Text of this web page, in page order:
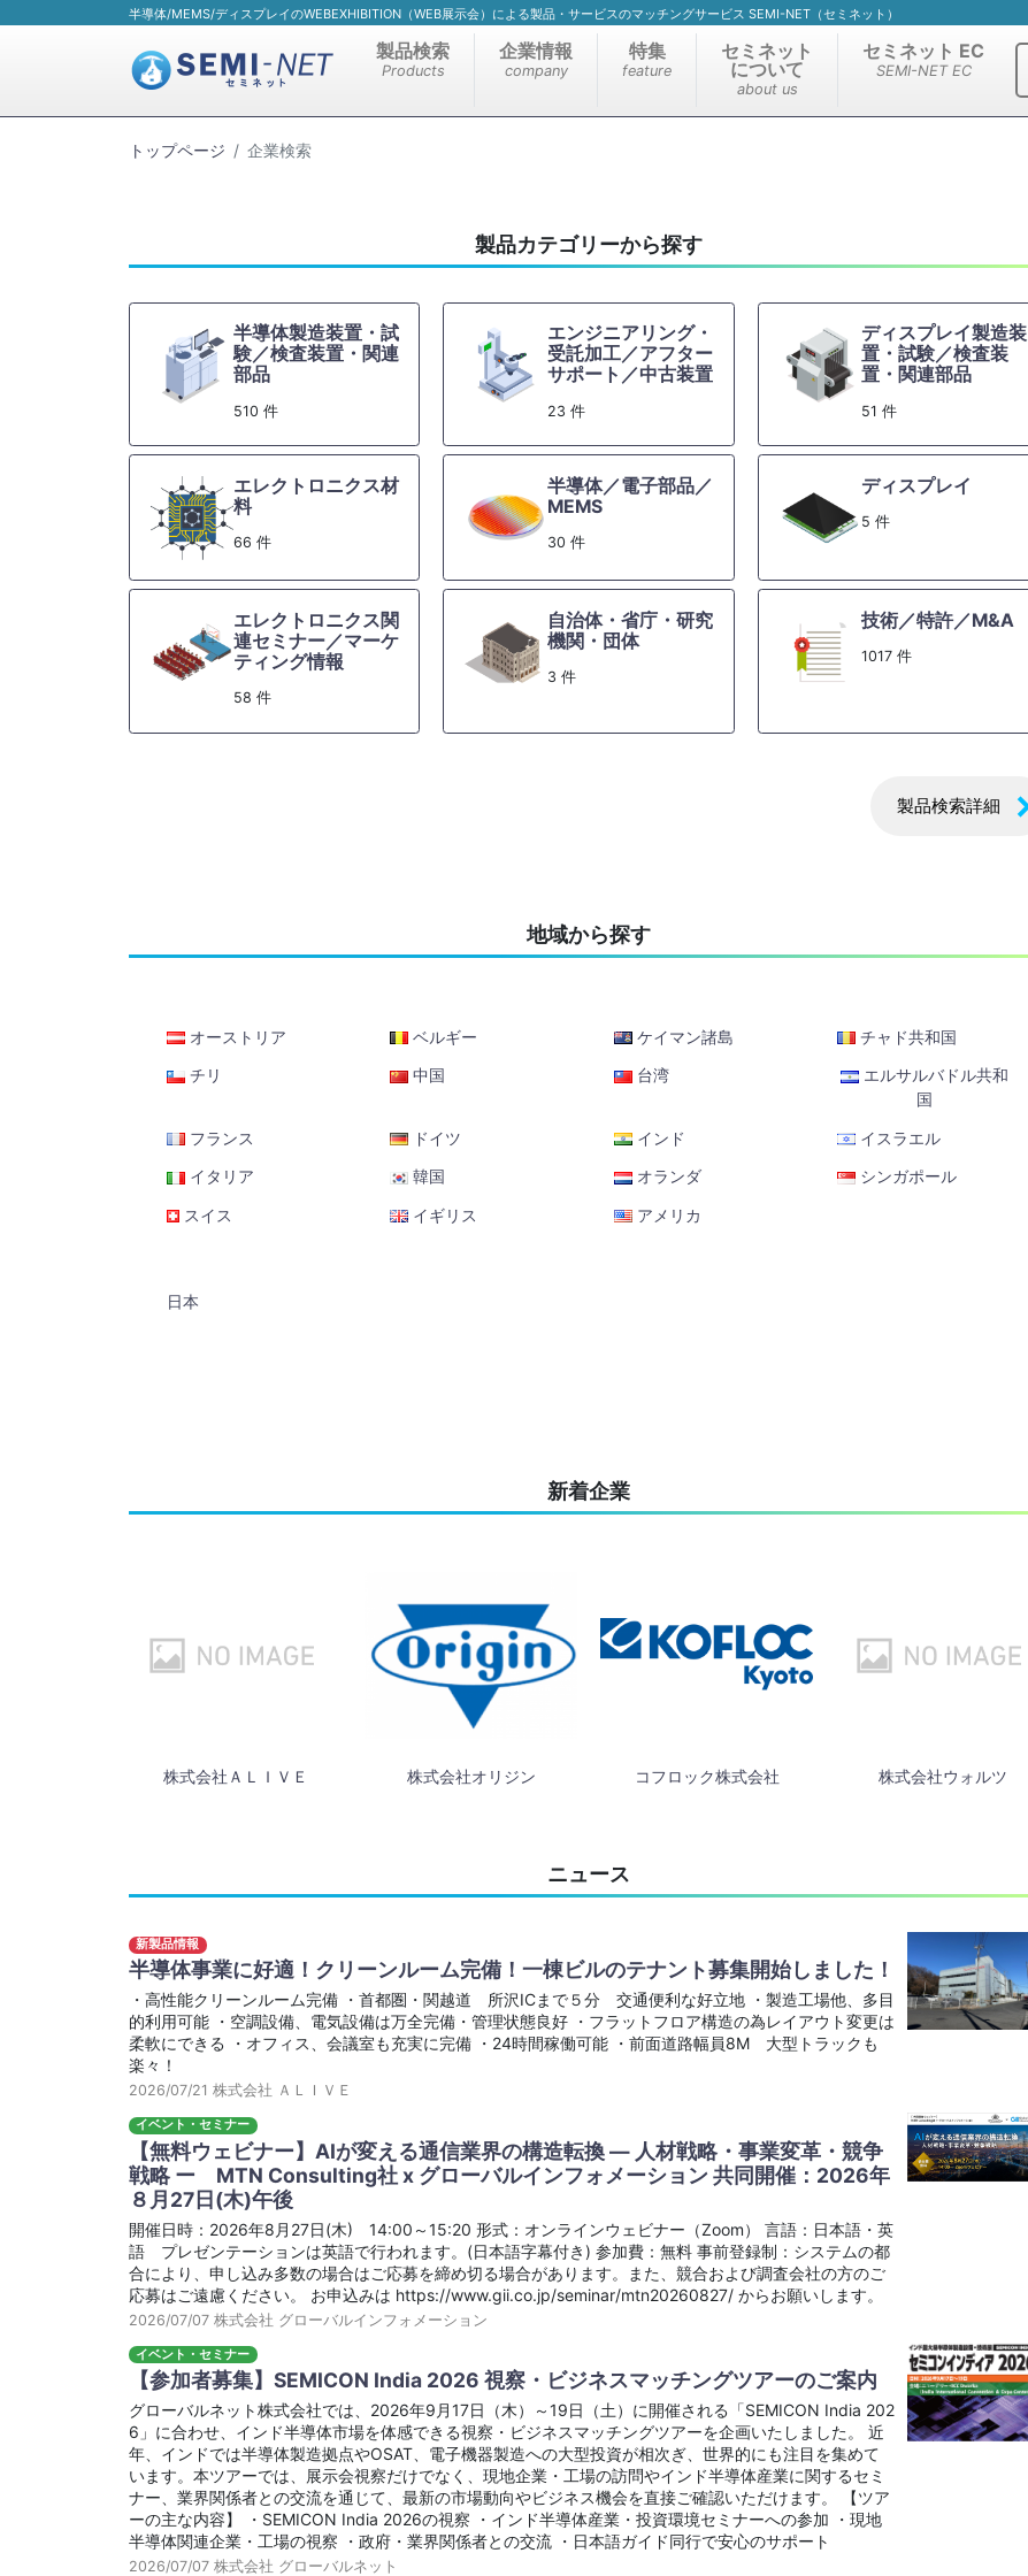
半導体/MEMS/ディスプレイのWEBEXHIBITION（WEB展示会）による製品・サービスのマッチングサービス SEMI-NET（セミネット）
製品検索
Products
企業情報
company
特集
feature
セミネット
について
about us
セミネット EC
SEMI-NET EC
トップページ 企業検索
製品カテゴリーから探す
半導体製造装置・試
験／検査装置・関連
部品
510 件
エンジニアリング・
受託加工／アフター
サポート／中古装置
23 件
ディスプレイ製造装
置・試験／検査装
置・関連部品
51 件
エレクトロニクス材
料
66 件
半導体／電子部品／
MEMS
30 件
ディスプレイ
5 件
エレクトロニクス関
連セミナー／マーケ
ティング情報
58 件
自治体・省庁・研究
機関・団体
3 件
技術／特許／M&A
1017 件
製品検索詳細
地域から探す
オーストリア ベルギー ケイマン諸島
チャド共和国
チリ
中国 台湾
エルサルバドル共和
国
フランス
ドイツ インド
イスラエル
イタリア
韓国 オランダ
シンガポール
スイス
イギリス アメリカ
日本
新着企業
株式会社ＡＬＩＶＥ 株式会社オリジン コフロック株式会社 株式会社ウォルツ
ニュース
新製品情報
半導体事業に好適！クリーンルーム完備！一棟ビルのテナント募集開始しました！
・高性能クリーンルーム完備 ・首都圏・関越道 所沢ICまで５分 交通便利な好立地 ・製造工場他、多目
的利用可能 ・空調設備、電気設備は万全完備・管理状態良好 ・フラットフロア構造の為レイアウト変更は
柔軟にできる ・オフィス、会議室も充実に完備 ・24時間稼働可能 ・前面道路幅員8M 大型トラックも
楽々！
2026/07/21 株式会社 ＡＬＩＶＥ
イベント・セミナー
【無料ウェビナー】AIが変える通信業界の構造転換 ― 人材戦略・事業変革・競争
戦略 ー MTN Consulting社 x グローバルインフォメーション 共同開催：2026年
８月27日(木)午後
開催日時：2026年8月27日(木) 14:00～15:20 形式：オンラインウェビナー（Zoom） 言語：日本語・英
語 プレゼンテーションは英語で行われます。(日本語字幕付き) 参加費：無料 事前登録制：システムの都
合により、申し込み多数の場合はご応募を締め切る場合があります。また、競合および調査会社の方のご
応募はご遠慮ください。 お申込みは https://www.gii.co.jp/seminar/mtn20260827/ からお願いします。
2026/07/07 株式会社 グローバルインフォメーション
イベント・セミナー
【参加者募集】SEMICON India 2026 視察・ビジネスマッチングツアーのご案内
グローバルネット株式会社では、2026年9月17日（木）～19日（土）に開催される「SEMICON India 202
6」に合わせ、インド半導体市場を体感できる視察・ビジネスマッチングツアーを企画いたしました。 近
年、インドでは半導体製造拠点やOSAT、電子機器製造への大型投資が相次ぎ、世界的にも注目を集めて
います。本ツアーでは、展示会視察だけでなく、現地企業・工場の訪問やインド半導体産業に関するセミ
ナー、業界関係者との交流を通じて、最新の市場動向やビジネス機会を直接ご確認いただけます。 【ツア
ーの主な内容】 ・SEMICON India 2026の視察 ・インド半導体産業・投資環境セミナーへの参加 ・現地
半導体関連企業・工場の視察 ・政府・業界関係者との交流 ・日本語ガイド同行で安心のサポート
2026/07/07 株式会社 グローバルネット